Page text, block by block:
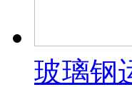
玻璃钢